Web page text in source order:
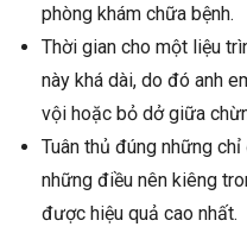
phòng khám chữa bệnh.
Thời gian cho một liệu
này khá dài, do đó anh
vội hoặc bỏ dở giữa
Tuân thủ đúng những
những điều nên kiêng
được hiệu quả cao nhất.